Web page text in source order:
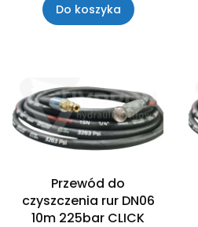
Do koszyka
Przewód do
czyszczenia rur DN06
10m 225bar CLICK